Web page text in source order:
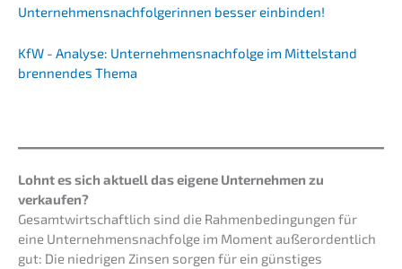
Unter­neh­mens­nach­fol­ge­rin­nen besser einbinden!
KfW - Analy­se: Unternehmens­nachfolge im Mittel­stand
brennen­des Thema
Lohnt es sich aktuell das eigene Unter­neh­men zu
verkaufen?
Gesamt­wirt­schaft­lich sind die Rahmen­be­din­gun­gen für
eine Unternehmens­nachfolge im Moment außer­or­dent­lich
gut: Die niedri­gen Zinsen sorgen für ein günsti­ges